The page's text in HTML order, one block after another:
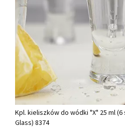
Kpl. kieliszków do wódki "X" 25 ml
Glass) 8374